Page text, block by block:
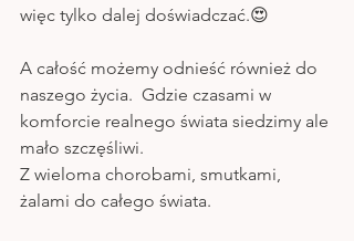
więc tylko dalej doświadczać.😍
A całość możemy odnieść również do
naszego życia.  Gdzie czasami w
komforcie realnego świata siedzimy ale
mało szczęśliwi.
Z wieloma chorobami, smutkami,
żalami do całego świata.